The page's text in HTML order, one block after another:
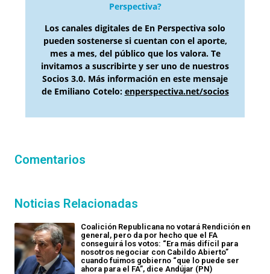
Perspectiva?
Los canales digitales de En Perspectiva solo
pueden sostenerse si cuentan con el aporte,
mes a mes, del público que los valora. Te
invitamos a suscribirte y ser uno de nuestros
Socios 3.0. Más información en este mensaje
de Emiliano Cotelo: enperspectiva.net/socios
Comentarios
Noticias Relacionadas
Coalición Republicana no votará Rendición en
general, pero da por hecho que el FA
conseguirá los votos: “Era más difícil para
nosotros negociar con Cabildo Abierto”
cuando fuimos gobierno “que lo puede ser
ahora para el FA”, dice Andújar (PN)